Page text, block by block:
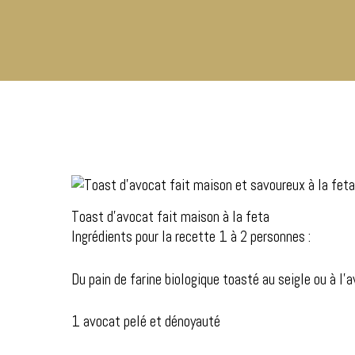
Hit enter to search or ESC to close
Toast d’avocat fait maison à la feta
Ingrédients pour la recette 1 à 2 personnes :
Du pain de farine biologique toasté au seigle ou à
1 avocat pelé et dénoyauté